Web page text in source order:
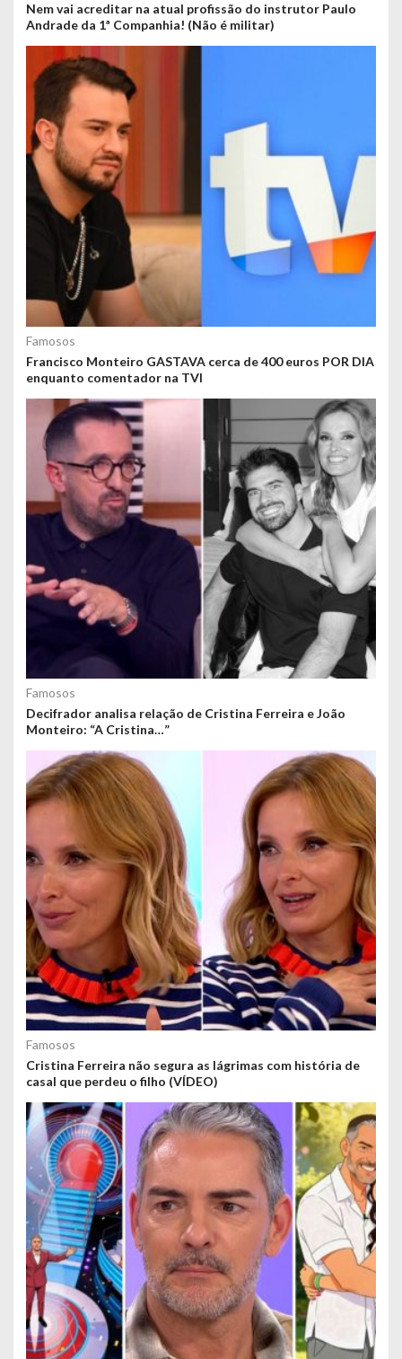
Nem vai acreditar na atual profissão do instrutor Paulo
Andrade da 1ª Companhia! (Não é militar)
Famosos
Francisco Monteiro GASTAVA cerca de 400 euros POR DIA
enquanto comentador na TVI
Famosos
Decifrador analisa relação de Cristina Ferreira e João
Monteiro: “A Cristina…”
Famosos
Cristina Ferreira não segura as lágrimas com história de
casal que perdeu o filho (VÍDEO)